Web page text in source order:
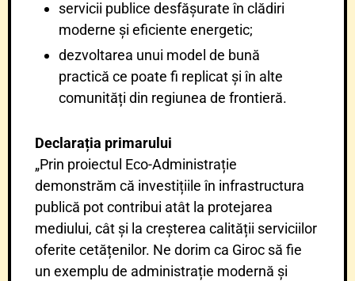
servicii publice desfășurate în clădiri
moderne și eficiente energetic;
dezvoltarea unui model de bună
practică ce poate fi replicat și în alte
comunități din regiunea de frontieră.
Declarația primarului
„Prin proiectul Eco-Administrație
demonstrăm că investițiile în infrastructura
publică pot contribui atât la protejarea
mediului, cât și la creșterea calității serviciilor
oferite cetățenilor. Ne dorim ca Giroc să fie
un exemplu de administrație modernă și